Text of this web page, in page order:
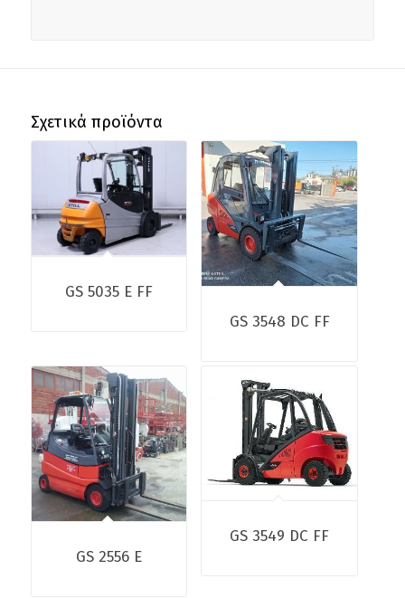
Σχετικά προϊόντα
GS 5035 E FF
GS 3548 DC FF
GS 2556 E
GS 3549 DC FF